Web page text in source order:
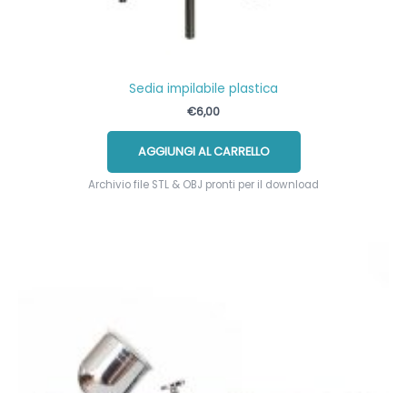
Sedia impilabile plastica
€6,00
AGGIUNGI AL CARRELLO
Archivio file STL & OBJ pronti per il download